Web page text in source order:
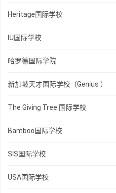
Heritage国际学校
IU国际学校
哈罗德国际学院
新加坡天才国际学校（Genius ）
The Giving Tree 国际学校
Bamboo国际学校
SIS国际学校
USA国际学校